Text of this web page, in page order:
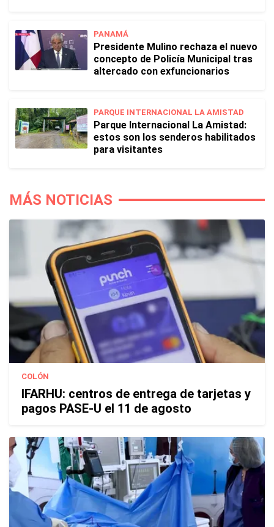
PANAMÁ
Presidente Mulino rechaza el nuevo
concepto de Policía Municipal tras
altercado con exfuncionarios
PARQUE INTERNACIONAL LA AMISTAD
Parque Internacional La Amistad:
estos son los senderos habilitados
para visitantes
MÁS NOTICIAS
COLÓN
IFARHU: centros de entrega de tarjetas y
pagos PASE-U el 11 de agosto